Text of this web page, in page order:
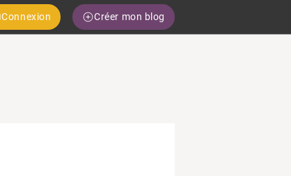
Connexion Créer mon blog